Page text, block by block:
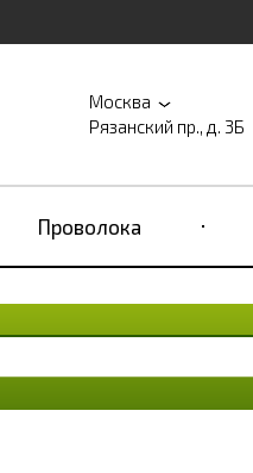
Москва
Рязанский пр., д. 3Б
Проволока